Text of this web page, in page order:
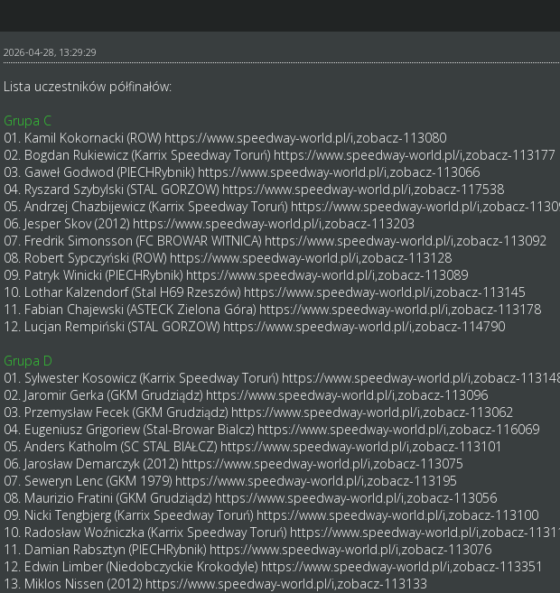
2026-04-28, 13:29:29
Lista uczestników półfinałów:
Grupa C
01. Kamil Kokornacki (ROW) https://www.speedway-world.pl/i,zobacz-113080
02. Bogdan Rukiewicz (Karrix Speedway Toruń) https://www.speedway-world.pl/i,zobacz-113177
03. Gaweł Godwod (PIECHRybnik) https://www.speedway-world.pl/i,zobacz-113066
04. Ryszard Szybylski (STAL GORZOW) https://www.speedway-world.pl/i,zobacz-117538
05. Andrzej Chazbijewicz (Karrix Speedway Toruń) https://www.speedway-world.pl/i,zobacz-
06. Jesper Skov (2012) https://www.speedway-world.pl/i,zobacz-113203
07. Fredrik Simonsson (FC BROWAR WITNICA) https://www.speedway-world.pl/i,zobacz-113092
08. Robert Sypczyński (ROW) https://www.speedway-world.pl/i,zobacz-113128
09. Patryk Winicki (PIECHRybnik) https://www.speedway-world.pl/i,zobacz-113089
10. Lothar Kalzendorf (Stal H69 Rzeszów) https://www.speedway-world.pl/i,zobacz-113145
11. Fabian Chajewski (ASTECK Zielona Góra) https://www.speedway-world.pl/i,zobacz-113178
12. Lucjan Rempiński (STAL GORZOW) https://www.speedway-world.pl/i,zobacz-114790
Grupa D
01. Sylwester Kosowicz (Karrix Speedway Toruń) https://www.speedway-world.pl/i,zobacz-
02. Jaromir Gerka (GKM Grudziądz) https://www.speedway-world.pl/i,zobacz-113096
03. Przemysław Fecek (GKM Grudziądz) https://www.speedway-world.pl/i,zobacz-113062
04. Eugeniusz Grigoriew (Stal-Browar Bialcz) https://www.speedway-world.pl/i,zobacz-116069
05. Anders Katholm (SC STAL BIAŁCZ) https://www.speedway-world.pl/i,zobacz-113101
06. Jarosław Demarczyk (2012) https://www.speedway-world.pl/i,zobacz-113075
07. Seweryn Lenc (GKM 1979) https://www.speedway-world.pl/i,zobacz-113195
08. Maurizio Fratini (GKM Grudziądz) https://www.speedway-world.pl/i,zobacz-113056
09. Nicki Tengbjerg (Karrix Speedway Toruń) https://www.speedway-world.pl/i,zobacz-113100
10. Radosław Woźniczka (Karrix Speedway Toruń) https://www.speedway-world.pl/i,zobacz-
11. Damian Rabsztyn (PIECHRybnik) https://www.speedway-world.pl/i,zobacz-113076
12. Edwin Limber (Niedobczyckie Krokodyle) https://www.speedway-world.pl/i,zobacz-113351
13. Miklos Nissen (2012) https://www.speedway-world.pl/i,zobacz-113133